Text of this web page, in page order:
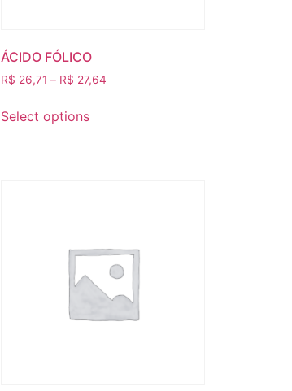
ÁCIDO FÓLICO
R$ 26,71 – R$ 27,64
Select options